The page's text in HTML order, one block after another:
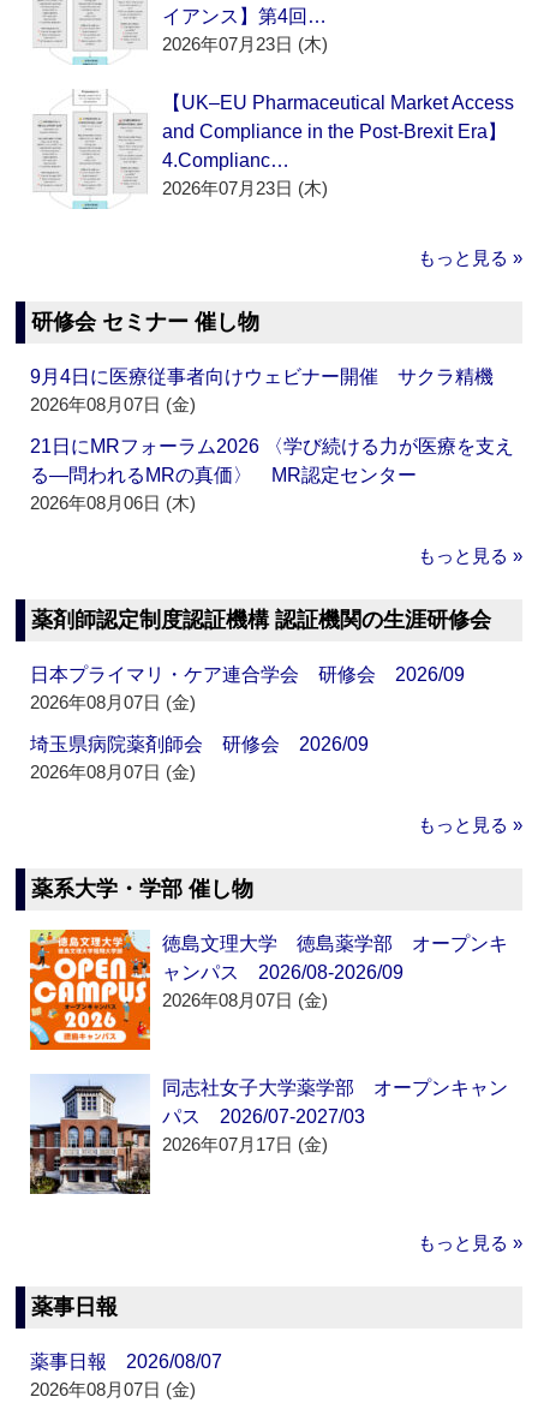
イアンス】第4回…
2026年07月23日 (木)
【UK–EU Pharmaceutical Market Access
and Compliance in the Post-Brexit Era】
4.Complianc…
2026年07月23日 (木)
もっと見る »
研修会 セミナー 催し物
9月4日に医療従事者向けウェビナー開催 サクラ精機
2026年08月07日 (金)
21日にMRフォーラム2026 〈学び続ける力が医療を支え
る―問われるMRの真価〉 MR認定センター
2026年08月06日 (木)
もっと見る »
薬剤師認定制度認証機構 認証機関の生涯研修会
日本プライマリ・ケア連合学会 研修会 2026/09
2026年08月07日 (金)
埼玉県病院薬剤師会 研修会 2026/09
2026年08月07日 (金)
もっと見る »
薬系大学・学部 催し物
徳島文理大学 徳島薬学部 オープンキ
ャンパス 2026/08-2026/09
2026年08月07日 (金)
同志社女子大学薬学部 オープンキャン
パス 2026/07-2027/03
2026年07月17日 (金)
もっと見る »
薬事日報
薬事日報 2026/08/07
2026年08月07日 (金)